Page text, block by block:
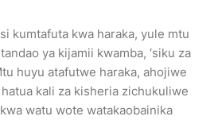
kumtafuta kwa haraka, yule mtu
ya kijamii kwamba, ‘siku za
huyu atafutwe haraka, ahojiwe
kali za kisheria zichukuliwe
watu wote watakaobainika